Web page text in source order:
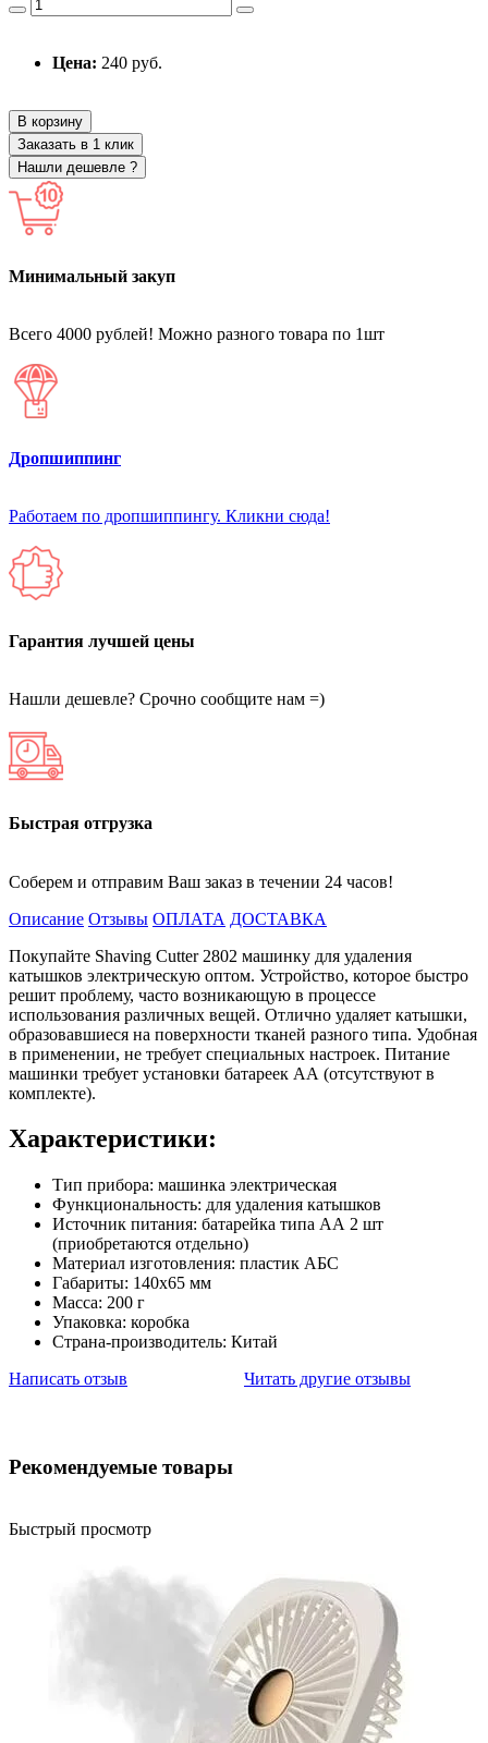
Цена: 240 руб.
В корзину
Заказать в 1 клик
Нашли дешевле ?
Минимальный закуп
Всего 4000 рублей! Можно разного товара по 1шт
Дропшиппинг
Работаем по дропшиппингу. Кликни сюда!
Гарантия лучшей цены
Нашли дешевле? Срочно сообщите нам =)
Быстрая отгрузка
Соберем и отправим Ваш заказ в течении 24 часов!
Описание Отзывы ОПЛАТА ДОСТАВКА
Покупайте Shaving Cutter 2802 машинку для удаления
катышков электрическую оптом. Устройство, которое быстро
решит проблему, часто возникающую в процессе
использования различных вещей. Отлично удаляет катышки,
образовавшиеся на поверхности тканей разного типа. Удобная
в применении, не требует специальных настроек. Питание
машинки требует установки батареек АА (отсутствуют в
комплекте).
Характеристики:
Тип прибора: машинка электрическая
Функциональность: для удаления катышков
Источник питания: батарейка типа АА 2 шт
(приобретаются отдельно)
Материал изготовления: пластик АБС
Габариты: 140х65 мм
Масса: 200 г
Упаковка: коробка
Страна-производитель: Китай
Написать отзыв
Читать другие отзывы
Рекомендуемые товары
Быстрый просмотр